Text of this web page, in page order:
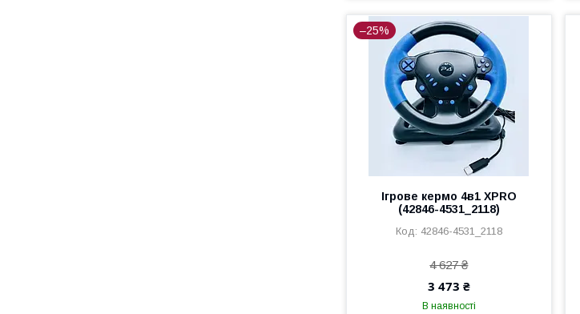
–25%
Ігрове кермо 4в1 XPRO
(42846-4531_2118)
42846-4531_2118
4 627 ₴
3 473 ₴
В наявності